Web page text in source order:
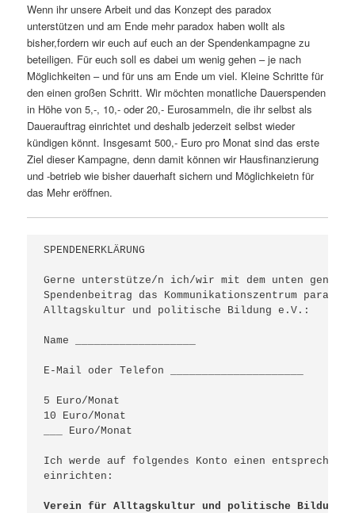
Wenn ihr unsere Arbeit und das Konzept des paradox
unterstützen und am Ende mehr paradox haben wollt als
bisher,fordern wir euch auf euch an der Spendenkampagne zu
beteiligen. Für euch soll es dabei um wenig gehen – je nach
Möglichkeiten – und für uns am Ende um viel. Kleine Schritte für
den einen großen Schritt. Wir möchten monatliche Dauerspenden
in Höhe von 5,-, 10,- oder 20,- Eurosammeln, die ihr selbst als
Dauerauftrag einrichtet und deshalb jederzeit selbst wieder
kündigen könnt. Insgesamt 500,- Euro pro Monat sind das erste
Ziel dieser Kampa­gne, denn damit können wir Hausfinanzierung
und -betrieb wie bisher dauerhaft sichern und Möglichkeietn für
das Mehr eröffnen.
SPENDENERKLÄRUNG
Gerne unterstütze/n ich/wir mit dem unten
Spendenbeitrag das Kommunikationszentrum
Alltagskultur und politische Bildung e.V.:
Name ___________________
E-Mail oder Telefon _____________________
5 Euro/Monat
10 Euro/Monat
___ Euro/Monat
Ich werde auf folgendes Konto einen
einrichten:
Verein für Alltagskultur und politische